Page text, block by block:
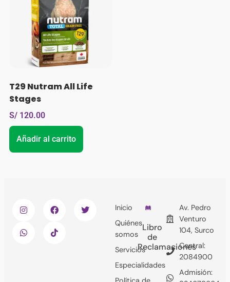
T29 Nutram All Life
Stages
S/ 120.00
Añadir al carrito
Inicio
Quiénes
somos
Servicios
Especialidades
Libro
de
Reclamaciones
Av. Pedro
Venturo
104, Surco
Central:
2084900
Admisión: